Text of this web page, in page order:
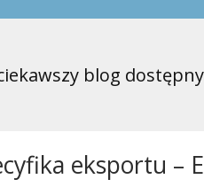
blog
eksportu –